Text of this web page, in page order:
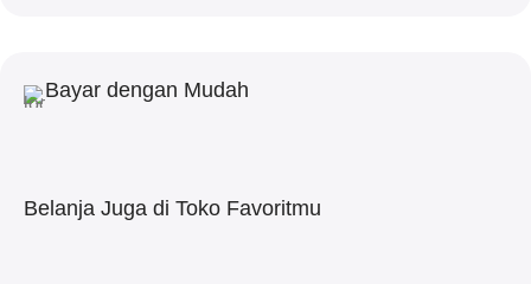
Bayar dengan Mudah
Belanja Juga di Toko Favoritmu